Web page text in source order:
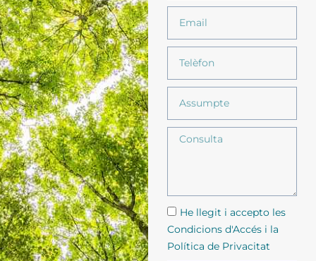
He llegit i accepto les
Condicions d'Accés i la
Política de Privacitat